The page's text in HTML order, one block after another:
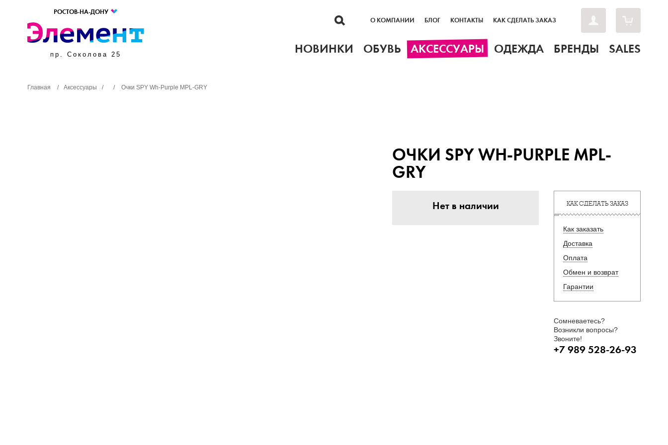
РОСТОВ-НА-ДОНУ
пр. Соколова 25
О КОМПАНИИ БЛОГ КОНТАКТЫ КАК СДЕЛАТЬ ЗАКАЗ
НОВИНКИ ОБУВЬ АКСЕССУАРЫ ОДЕЖДА БРЕНДЫ SALES
Главная / Аксессуары / / Очки SPY Wh-Purple MPL-GRY
ОЧКИ SPY WH-PURPLE MPL-
GRY
Нет в наличии КАК СДЕЛАТЬ ЗАКАЗ
Как заказать
Доставка
Оплата
Обмен и возврат
Гарантии
Сомневаетесь?
Возникли вопросы?
Звоните!
+7 989 528-26-93